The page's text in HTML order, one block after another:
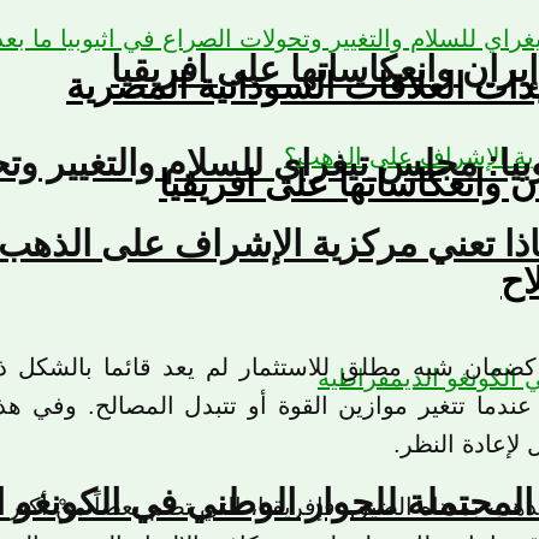
وانعكاساتها على افريقيا
تعني مركزية الإشراف على
مجلس تيغراي للسلام والتغيير
للحوار الوطني في الكونغو
العلاقات السودانية المصرية
وانعكاساتها على افريقيا
شبه مطلق للاستثمار لم يعد قائما بالشكل
تتغير موازين القوة أو تتبدل المصالح. وفي
لإعادة النظر.
بمعناه الضيق. فإفريقيا، التي تضم بعضاً منْ